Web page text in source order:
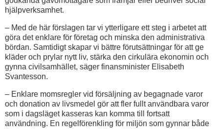
hjälpverksamhet.
– Med de här förslagen tar vi ytterligare ett steg i arbetet att
göra det enklare för företag och minska den administrativa
bördan. Samtidigt skapar vi bättre förutsättningar för att ge
kläder och prylar nytt liv, stärka den cirkulära ekonomin och
gynna civilsamhället, säger finansminister Elisabeth
Svantesson.
– Enklare momsregler vid försäljning av begagnade varor
och donation av livsmedel gör att fler fullt användbara varor
som i dagsläget kasseras kan komma till fortsatt
användning. En regelförenkling för miljön som gynnar både